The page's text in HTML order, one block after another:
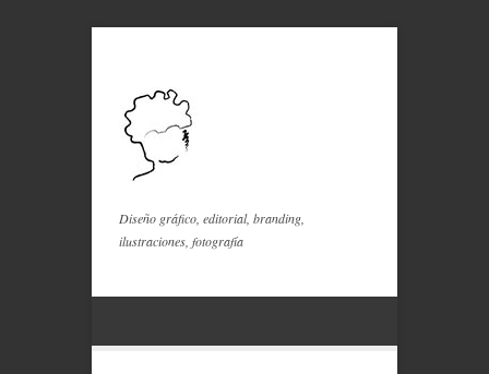
Diseño gráfico, editorial, branding,
ilustraciones, fotografía